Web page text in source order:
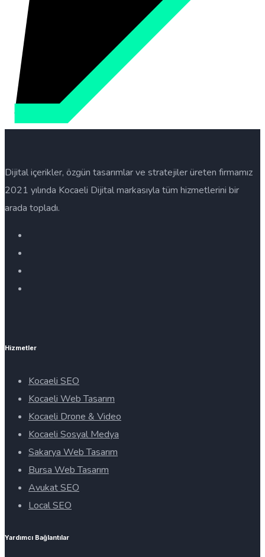
Dijital içerikler, özgün tasarımlar ve stratejiler üreten firmamız
2021 yılında Kocaeli Dijital markasıyla tüm hizmetlerini bir
arada topladı.
Hizmetler
Kocaeli SEO
Kocaeli Web Tasarım
Kocaeli Drone & Video
Kocaeli Sosyal Medya
Sakarya Web Tasarım
Bursa Web Tasarım
Avukat SEO
Local SEO
Yardımcı Bağlantılar